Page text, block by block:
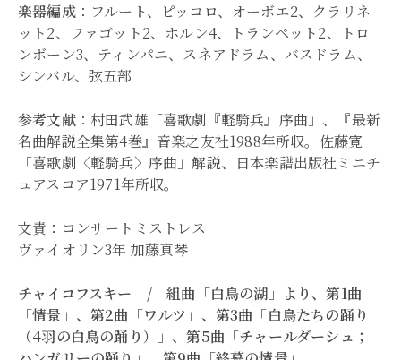
楽器編成：フルート、ピッコロ、オーボエ2、クラリネ
ット2、ファゴット2、ホルン4、トランペット2、トロ
ンボーン3、ティンパニ、スネアドラム、バスドラム、
シンバル、弦五部
参考文献：村田武雄「喜歌劇『軽騎兵』序曲」、『最新
名曲解説全集第4巻』音楽之友社1988年所収。佐藤寛
「喜歌劇〈軽騎兵〉序曲」解説、日本楽譜出版社ミニチ
ュアスコア1971年所収。
文責：コンサートミストレス
ヴァイオリン3年 加藤真琴
チャイコフスキー / 組曲「白鳥の湖」より、第1曲
「情景」、第2曲「ワルツ」、第3曲「白鳥たちの踊り
（4羽の白鳥の踊り）」、第5曲「チャールダーシュ；